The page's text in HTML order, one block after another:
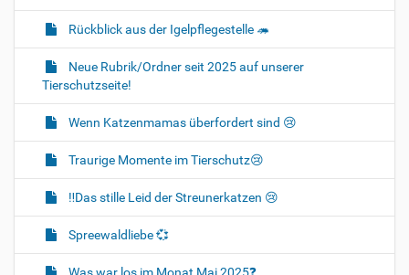
Rückblick aus der Igelpflegestelle 🦔
Neue Rubrik/Ordner seit 2025 auf unserer
Tierschutzseite!
Wenn Katzenmamas überfordert sind 😢
Traurige Momente im Tierschutz😢
‼️Das stille Leid der Streunerkatzen 😢
Spreewaldliebe 💞
Was war los im Monat Mai 2025❓️